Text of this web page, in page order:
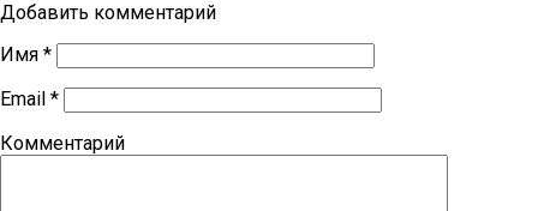
Добавить комментарий
Имя *
Email *
Комментарий